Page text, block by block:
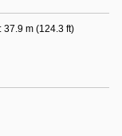
37.9 m (124.3 ft)